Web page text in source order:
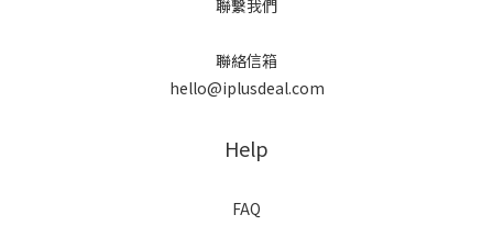
聯繫我們
聯絡信箱
hello@iplusdeal.com
Help
FAQ